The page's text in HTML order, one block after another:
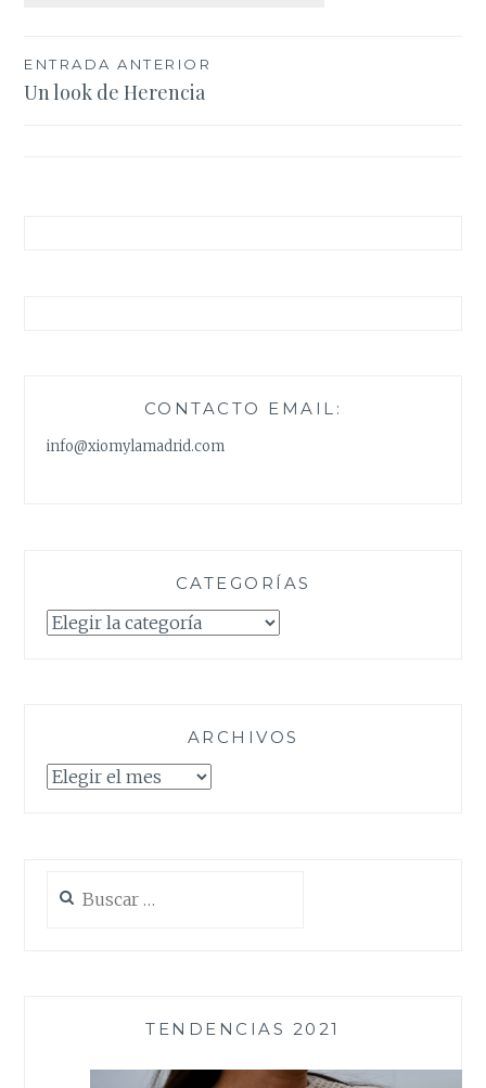
Navegación
de
ENTRADA ANTERIOR
Un look de Herencia
CONTACTO EMAIL:
info@xiomylamadrid.com
CATEGORÍAS
Categorías
ARCHIVOS
Archivos
TENDENCIAS 2021